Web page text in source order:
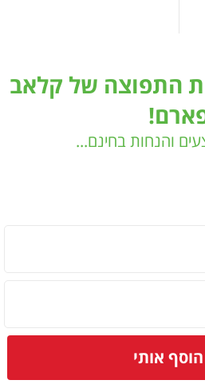
התפוצה של קלאב
והנחות בחינם...